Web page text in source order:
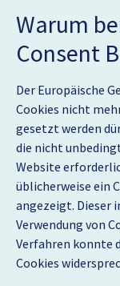
Warum
Consent
Der Europäische
Cookies nicht
gesetzt werden
die nicht
Website
üblicherweise ein
angezeigt. Dieser
Verwendung von
Verfahren konnte
Cookies